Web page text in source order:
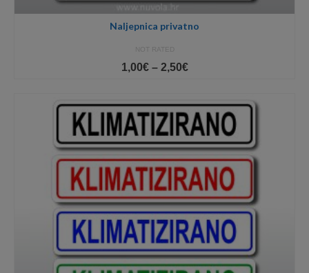
Naljepnica privatno
NOT RATED
1,00€ – 2,50€Price
through
2,50€